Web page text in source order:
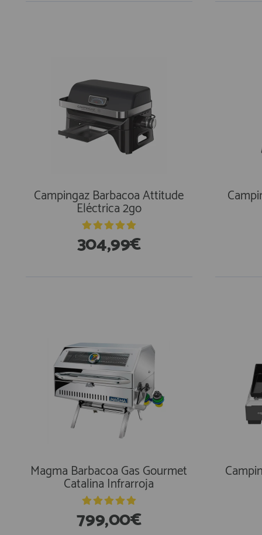
Campingaz Barbacoa Attitude
Eléctrica 2go
304,99€
Magma Barbacoa Gas Gourmet
Catalina Infrarroja
799,00€